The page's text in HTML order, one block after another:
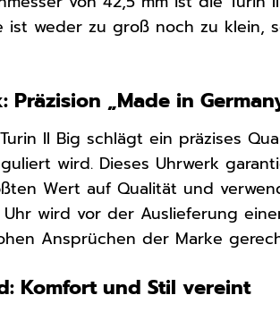
ist weder zu groß noch zu
Präzision „Made in
II Big schlägt ein präzises
wird. Dieses Uhrwerk
Wert auf Qualität und
Uhr wird vor der Auslieferung
Ansprüchen der Marke
Komfort und Stil vereint